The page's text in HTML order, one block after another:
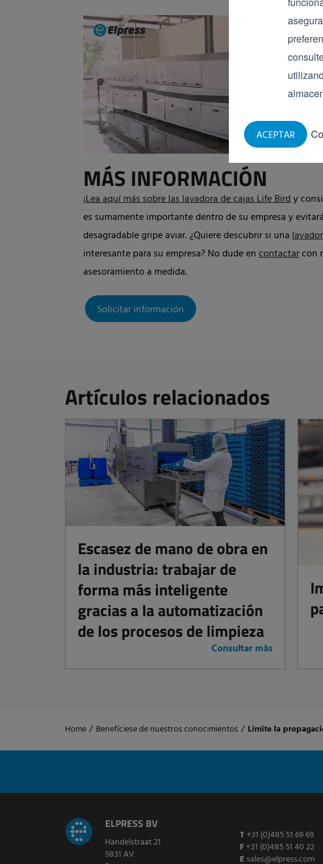
ACEPTAR
MÁS INFORMACIÓN
¡Lea aquí más sobre las lavadora de cajas Life Birdy
es sumamente importante dentro de su empresa y
desagradable gripe aviar. ¿Quiere descubrir si una
interesante para su empresa? No dude encontactarcon
asesoramiento a medida.
Solicitar información
Artículos relacionados
Escasez de mano de obra en
la industria: trabajar de
forma más inteligente
gracias a la automatización
de los procesos de limpieza
Consultar màs
Home / Benefíciese de nuestros conocimientos / Limite la
ELPRESS BV
Handelstraat 21
5831 AV
T +31 (0)485 51 69 69
F+31 (0)485 51 40 22
E sales@elpress.com